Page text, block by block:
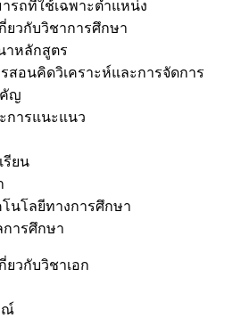
รถที่ใช้เฉพาะตำแหน่ง
ยวกับวิชาการศึกษา
าหลักสูตร
สอนคิดวิเคราะห์และการจัดการ
คัญ
การแนะแนว
รียน
นโลยีทางการศึกษา
การศึกษา
ยวกับวิชาเอก
ณ์